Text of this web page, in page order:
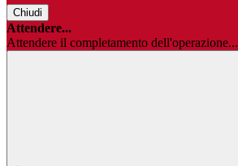
Chiudi
Attendere...
Attendere il completamento dell'operazione...